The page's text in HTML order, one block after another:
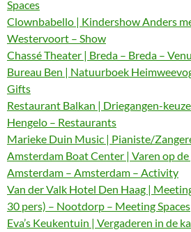
Spaces
Clownbabello | Kindershow Anders
Westervoort – Show
Chassé Theater | Breda – Breda –
Bureau Ben | Natuurboek
Gifts
Restaurant Balkan | Driegangen-
Hengelo – Restaurants
Marieke Duin Music | Pianiste/
Amsterdam Boat Center | Varen op
Amsterdam – Amsterdam – Activity
Van der Valk Hotel Den Haag |
30 pers) – Nootdorp – Meeting Spaces
Eva’s Keukentuin | Vergaderen in de